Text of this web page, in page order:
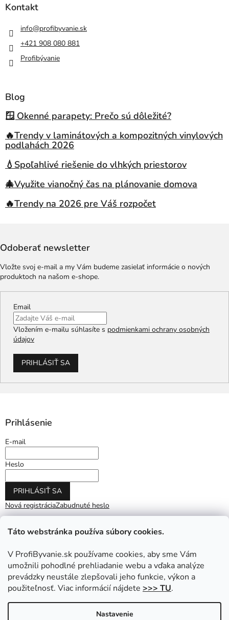
Táto webstránka používa súbory cookies.
V ProfiByvanie.sk používame cookies, aby sme Vám
umožnili pohodlné prehliadanie webu a vďaka analýze
prevádzky neustále zlepšovali jeho funkcie, výkon a
použiteľnosť. Viac informácií nájdete >>> TU.
Nastavenie
Kontakt
info@profibyvanie.sk
+421 908 080 881
Profibývanie
Blog
🪟 Okenné parapety: Prečo sú dôležité?
🔥Trendy v laminátových a kompozitných vinylových
podlahách 2026
💧Spoľahlivé riešenie do vlhkých priestorov
🎄Využite vianočný čas na plánovanie domova
🔥Trendy na 2026 pre Váš rozpočet
Odoberať newsletter
Vložte svoj e-mail a my Vám budeme zasielať informácie o nových
produktoch na našom e-shope.
Email
Vložením e-mailu súhlasíte s podmienkami ochrany osobných
údajov
PRIHLÁSIŤ SA
Prihlásenie
E-mail
Heslo
PRIHLÁSIŤ SA
Nová registráciaZabudnuté heslo